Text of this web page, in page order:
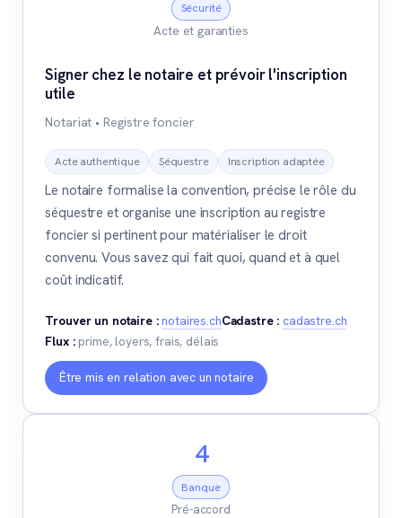
Sécurité
Acte et garanties
Signer chez le notaire et prévoir l'inscription
utile
Notariat • Registre foncier
Acte authentique Séquestre Inscription adaptée
Le notaire formalise la convention, précise le rôle du
séquestre et organise une inscription au registre
foncier si pertinent pour matérialiser le droit
convenu. Vous savez qui fait quoi, quand et à quel
coût indicatif.
Trouver un notaire : notaires.chCadastre : cadastre.ch
Flux :prime, loyers, frais, délais
Être mis en relation avec un notaire
4
Banque
Pré-accord